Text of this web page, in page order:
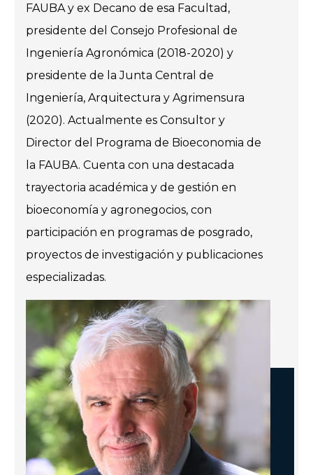
FAUBA y ex Decano de esa Facultad,
presidente del Consejo Profesional de
Ingeniería Agronómica (2018-2020) y
presidente de la Junta Central de
Ingeniería, Arquitectura y Agrimensura
(2020). Actualmente es Consultor y
Director del Programa de Bioeconomia de
la FAUBA. Cuenta con una destacada
trayectoria académica y de gestión en
bioeconomía y agronegocios, con
participación en programas de posgrado,
proyectos de investigación y publicaciones
especializadas.